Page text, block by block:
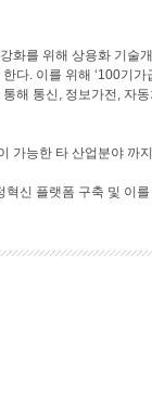
화를 위해 상용화 기술
다. 이를 위해 ‘100기
해 통신, 정보가전, 자
가능한 타 산업분야 까
신 플랫폼 구축 및 이